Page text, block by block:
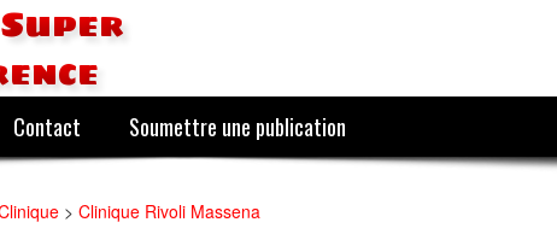
Contact Soumettre une publication
> Clinique Rivoli Massena